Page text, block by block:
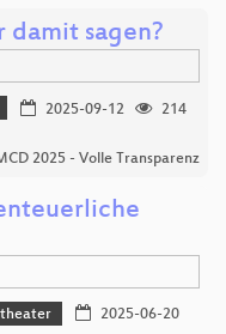
damit sagen?
2025-09-12
214
2025 - Volle Transparenz
2025-06-20